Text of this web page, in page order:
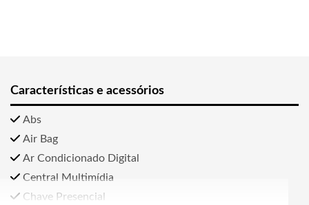
Características e acessórios
Abs
Air Bag
Ar Condicionado Digital
Central Multimídia
Chave Presencial